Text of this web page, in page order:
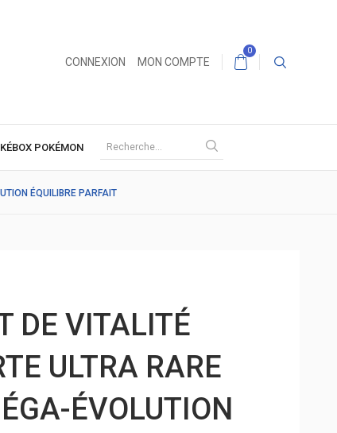
CONNEXION MON COMPTE
0
POKÉMON
ÉQUILIBRE PARFAIT
DE VITALITÉ
ULTRA RARE
ÉVOLUTION